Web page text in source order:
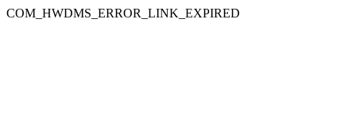
COM_HWDMS_ERROR_LINK_EXPIRED